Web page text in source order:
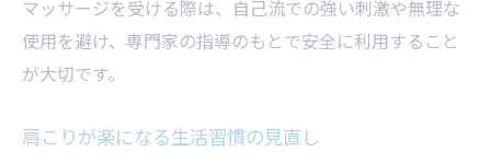
マッサージを受ける際は、自己流での強い刺激や無理な
使用を避け、専門家の指導のもとで安全に利用すること
が大切です。
肩こりが楽になる生活習慣の見直し